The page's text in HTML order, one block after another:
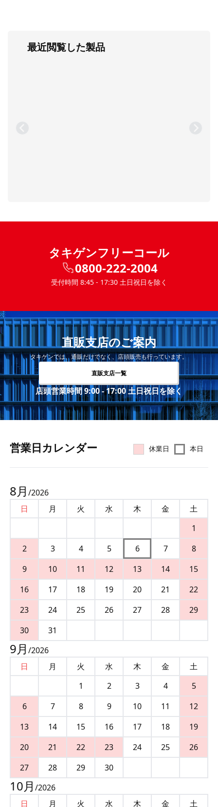
最近閲覧した製品
タキゲンフリーコール
0800-222-2004
受付時間 8:45 - 17:30 土日祝日を除く
直販支店のご案内
タキゲンでは、通販だけでなく、店頭販売も行っています。
直販支店一覧
店頭営業時間 9:00 - 17:00 土日祝日を除く
営業⽇カレンダー 休業日 本日
8月 /2026
日
月 火 水 木 金
土
1
2
3 4 5 6 7
8
9
10 11 12 13 14
15
16
17 18 19 20 21
22
23
24 25 26 27 28
29
30
31
9月 /2026
日
月 火 水 木 金
土
1
2 3 4
5
6
7 8 9 10 11
12
13
14 15 16 17 18
19
20
21 22 23 24 25
26
27
28 29 30
10月 /2026
日
月 火 水 木 金
土